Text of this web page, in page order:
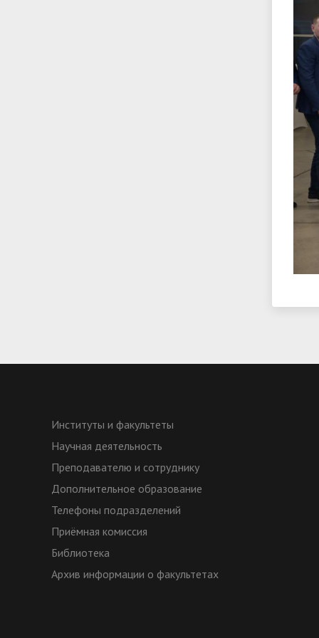
Институты и факультеты
Научная деятельность
Преподавателю и сотруднику
Дополнительное образование
Телефоны подразделений
Приёмная комиссия
Библиотека
Архив информации о факультетах